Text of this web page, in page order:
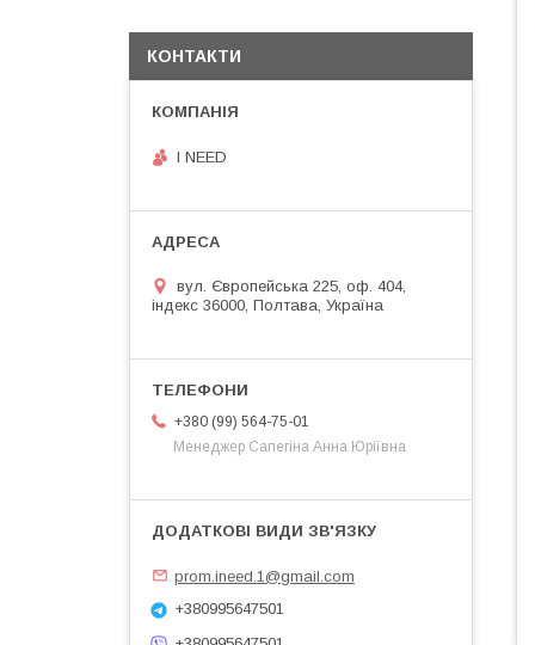
КОНТАКТИ
I NEED
вул. Європейська 225, оф. 404,
індекс 36000, Полтава, Україна
+380 (99) 564-75-01
Менеджер Сапегіна Анна Юріївна
prom.ineed.1@gmail.com
+380995647501